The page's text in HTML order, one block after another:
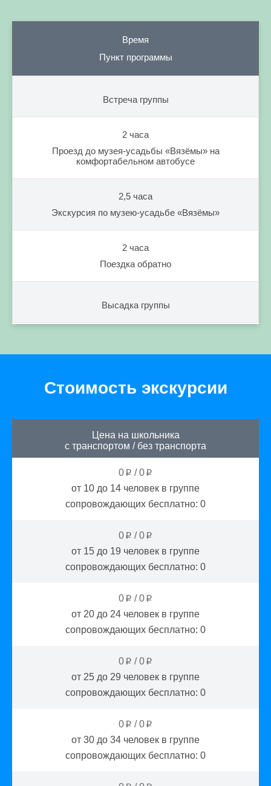
Время
Пункт программы
Встреча группы
2 часа
Проезд до музея-усадьбы «Вязёмы» на
комфортабельном автобусе
2,5 часа
Экскурсия по музею-усадьбе «Вязёмы»
2 часа
Поездка обратно
Высадка группы
Стоимость экскурсии
Цена на школьника
с транспортом / без транспорта
0 p /0 p
от 10 до 14 человек в группе
сопровождающих бесплатно: 0
0 p /0 p
от 15 до 19 человек в группе
сопровождающих бесплатно: 0
0 p /0 p
от 20 до 24 человек в группе
сопровождающих бесплатно: 0
0 p /0 p
от 25 до 29 человек в группе
сопровождающих бесплатно: 0
0 p /0 p
от 30 до 34 человек в группе
сопровождающих бесплатно: 0